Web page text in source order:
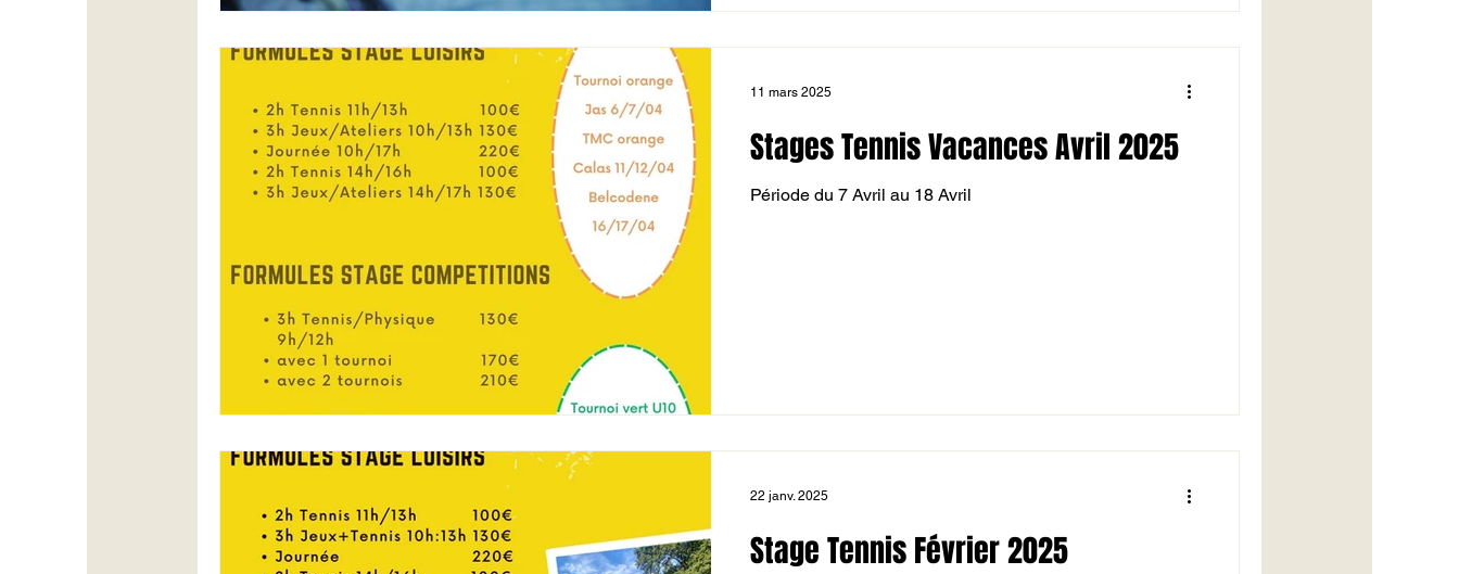
Stages Tennis Vacances Avril 2025
Période du 7 Avril au 18 Avril
11 mars 2025
Stage Tennis Février 2025
22 janv. 2025